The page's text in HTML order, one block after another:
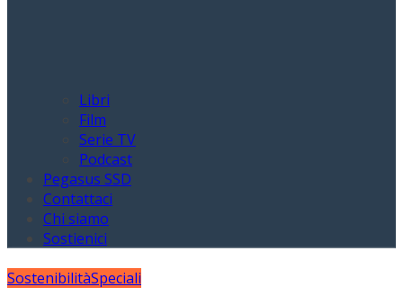
Libri
Film
Serie TV
Podcast
Pegasus SSD
Contattaci
Chi siamo
Sostienici
SostenibilitàSpeciali